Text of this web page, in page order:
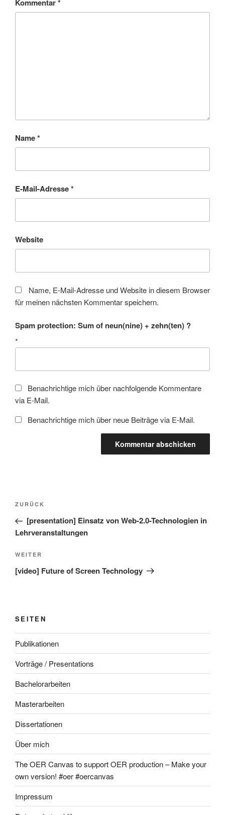
Kommentar*
Name*
E-Mail-Adresse*
Website
Name, E-Mail-Adresse und Website in diesem Browser
für meinen nächsten Kommentar speichern.
Spam protection: Sum of neun(nine) + zehn(ten) ?
*
Benachrichtige mich über nachfolgende Kommentare
via E-Mail.
Benachrichtige mich über neue Beiträge via E-Mail.
Beitragsnavigation
Vorheriger
Beitrag
ZURÜCK
[presentation] Einsatz von Web-2.0-Technologien in
Lehrveranstaltungen
Nächster
Beitrag
WEITER
[video] Future of Screen Technology
SEITEN
Publikationen
Vorträge / Presentations
Bachelorarbeiten
Masterarbeiten
Dissertationen
Über mich
The OER Canvas to support OER production – Make your
own version! #oer #oercanvas
Impressum